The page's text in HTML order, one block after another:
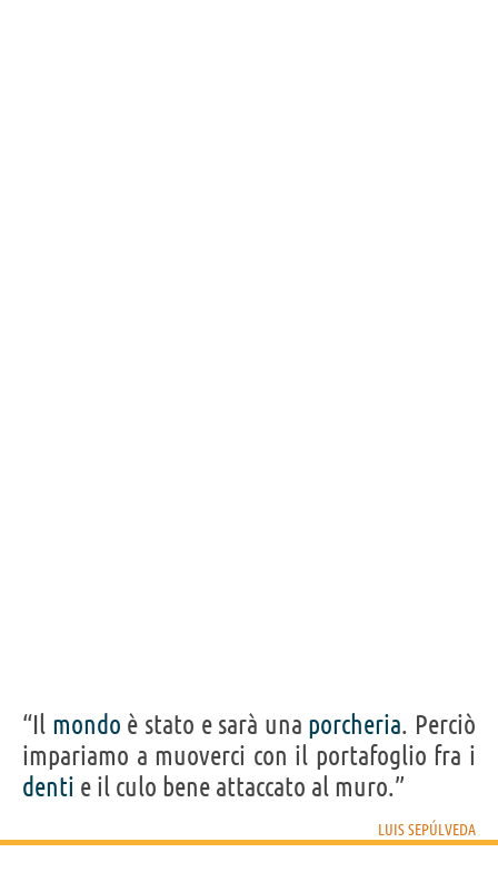
“Il mondo è stato e sarà una porcheria. Perciò
impariamo a muoverci con il portafoglio fra i
denti e il culo bene attaccato al muro.”
LUIS SEPÚLVEDA